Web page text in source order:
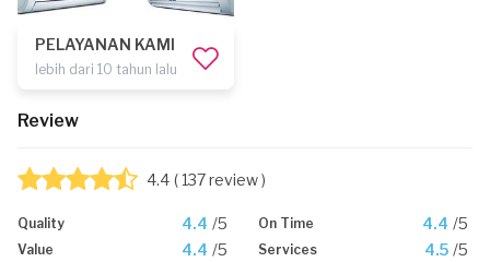
PELAYANAN KAMI
lebih dari 10 tahun lalu
Review
4.4 ( 137 review )
Quality 4.4 /5 On Time 4.4 /5
Value 4.4 /5 Services 4.5 /5